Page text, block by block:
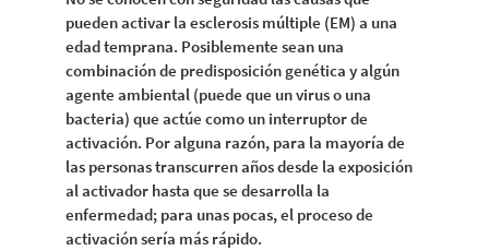
pueden activar la esclerosis múltiple (EM) a una
edad temprana. Posiblemente sean una
combinación de predisposición genética y algún
agente ambiental (puede que un virus o una
bacteria) que actúe como un interruptor de
activación. Por alguna razón, para la mayoría de
las personas transcurren años desde la exposición
al activador hasta que se desarrolla la
enfermedad; para unas pocas, el proceso de
activación sería más rápido.